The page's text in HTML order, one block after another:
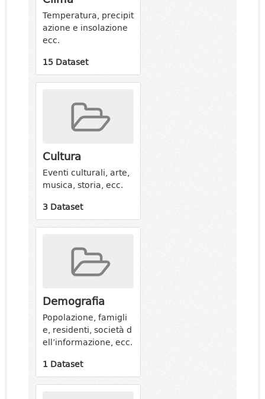
Temperatura, precipit
azione e insolazione
ecc.
15 Dataset
Cultura
Eventi culturali, arte,
musica, storia, ecc.
3 Dataset
Demografia
Popolazione, famigli
e, residenti, società d
ell’informazione, ecc.
1 Dataset